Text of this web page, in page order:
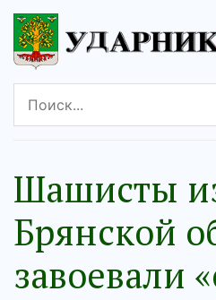
Шашисты
Брянской
завоевали